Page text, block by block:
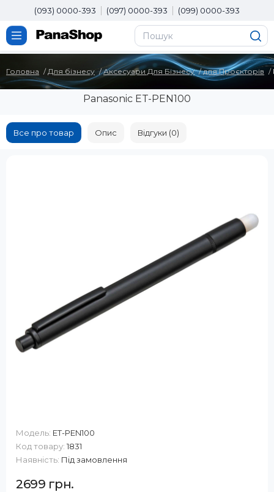
(093) 0000-393 (097) 0000-393 (099) 0000-393
Головна Для бізнесу Аксесуари Для Бізнесу для Проєкторів
Panasonic ET-PEN100
Все про товар Опис Відгуки (0)
Модель: ET-PEN100
Код товару: 1831
Наявність: Під замовлення
2699 грн.